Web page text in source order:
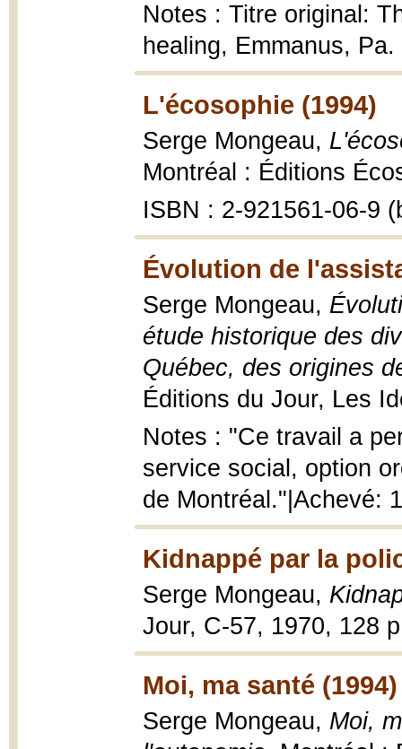
Notes : Titre original:
healing, Emmanus,
L'écosophie (1994)
Serge Mongeau,
Montréal : Éditions
ISBN : 2-921561-06-9
Évolution de
Serge Mongeau,
étude historique des
Québec, des origines
Éditions du Jour, Les
Notes : "Ce travail a
service social, option
de Montréal."|Achevé:
Kidnappé par la
Serge Mongeau,
Jour, C-57, 1970, 128
Moi, ma santé (1994)
Serge Mongeau, Moi,